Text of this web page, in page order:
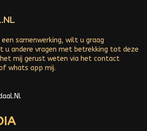
samenwerking, wilt u graag
u andere vragen met betrekking tot deze
mij gerust weten via het contact
whats app mij.